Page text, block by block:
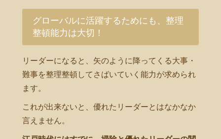
グローバルに活躍するためにも、整理
整頓能力は大切！
リーダーになると、矢のように降ってくる大事・
難事を整理整頓してさばいていく能力が求められ
ます。
これが出来ないと、優れたリーダーとはなかなか
言えません。